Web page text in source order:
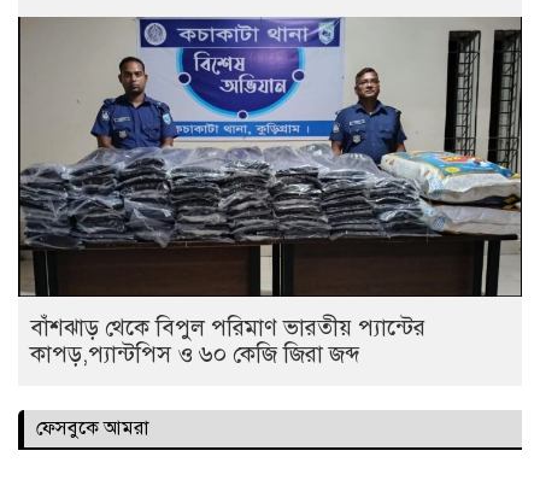
বাঁশঝাড় থেকে বিপুল পরিমাণ ভারতীয় প্যান্টের
কাপড়,প্যান্টপিস ও ৬০ কেজি জিরা জব্দ
ফেসবুকে আমরা